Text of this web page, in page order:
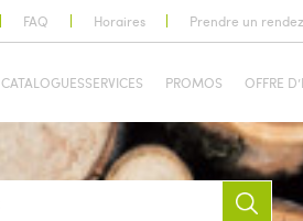
FAQ Horaires Prendre un
CATALOGUESSERVICES PROMOS OFFRE